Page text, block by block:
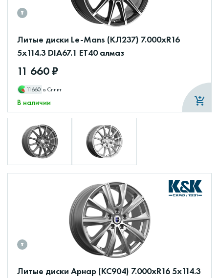
Литые диски Le-Mans (КЛ237) 7.000xR16
5x114.3 DIA67.1 ET40 алмаз
11 660 ₽
11660 в Сплит
В наличии
Литые диски Арнар (КС904) 7.000xR16 5x114.3